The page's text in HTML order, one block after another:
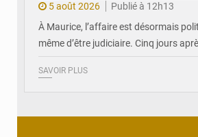
5 août 2026
Publié à 12h13
À Maurice, l’affaire est désormais
même d’être judiciaire. Cinq jours
SAVOIR PLUS